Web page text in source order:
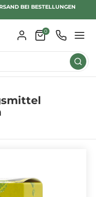
BEI BESTELLUNGEN
0